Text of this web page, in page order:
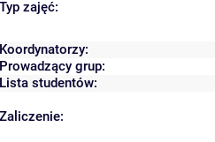
Typ zajęć:
Koordynatorzy:
Prowadzący grup:
Lista studentów:
Zaliczenie: